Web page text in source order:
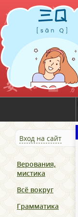
Вход на сайт
Верования,
мистика
Всё вокруг
Грамматика